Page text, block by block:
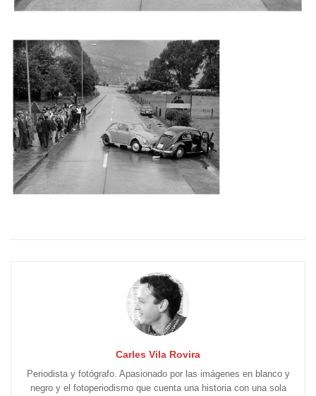
Carles Vila Rovira
Periodista y fotógrafo. Apasionado por las imágenes en blanco y
negro y el fotoperiodismo que cuenta una historia con una sola